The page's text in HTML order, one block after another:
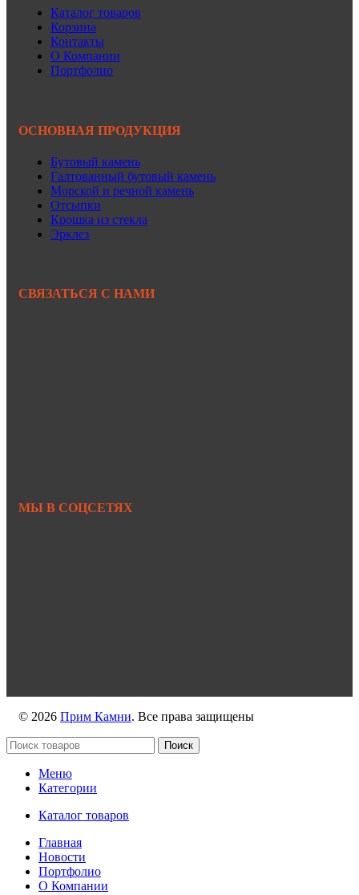
Каталог товаров
Корзина
Контакты
О Компании
Портфолио
ОСНОВНАЯ ПРОДУКЦИЯ
Бутовый камень
Галтованный бутовый камень
Морской и речной камень
Отсыпки
Крошка из стекла
Эрклез
СВЯЗАТЬСЯ С НАМИ
МЫ В СОЦСЕТЯХ
© 2026 Прим Камни. Все права защищены
Поиск
Меню
Категории
Каталог товаров
Главная
Новости
Портфолио
О Компании